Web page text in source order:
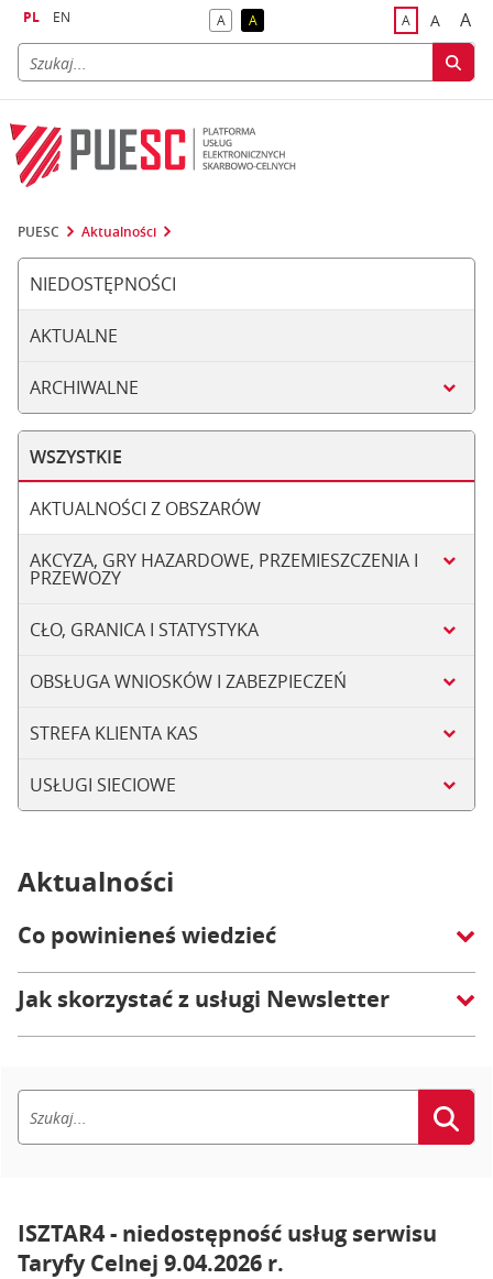
PL EN Akontrast domyślny
Akontrast żółty tekst na czarnym tle
Adomyślna
A A
PUESC Aktualności
NIEDOSTĘPNOŚCI
AKTUALNE
ARCHIWALNE
WSZYSTKIE
AKTUALNOŚCI Z OBSZARÓW
AKCYZA, GRY HAZARDOWE, PRZEMIESZCZENIA I
PRZEWOZY
CŁO, GRANICA I STATYSTYKA
OBSŁUGA WNIOSKÓW I ZABEZPIECZEŃ
STREFA KLIENTA KAS
USŁUGI SIECIOWE
Aktualności
Co powinieneś wiedzieć
Jak skorzystać z usługi Newsletter
ISZTAR4 - niedostępność usług serwisu
Taryfy Celnej 9.04.2026 r.